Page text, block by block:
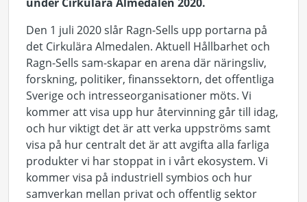
Den 1 juli 2020 slår Ragn-Sells upp portarna på
det Cirkulära Almedalen. Aktuell Hållbarhet och
Ragn-Sells sam-skapar en arena där näringsliv,
forskning, politiker, finanssektorn, det offentliga
Sverige och intresseorganisationer möts. Vi
kommer att visa upp hur återvinning går till idag,
och hur viktigt det är att verka uppströms samt
visa på hur centralt det är att avgifta alla farliga
produkter vi har stoppat in i vårt ekosystem. Vi
kommer visa på industriell symbios och hur
samverkan mellan privat och offentlig sektor